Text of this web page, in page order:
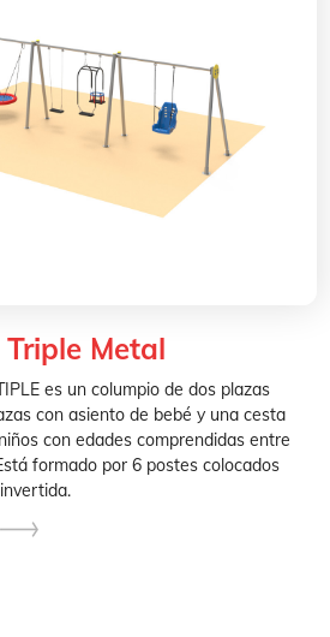
Metal
es un columpio de dos plazas
con asiento de bebé y una cesta
con edades comprendidas entre
formado por 6 postes colocados